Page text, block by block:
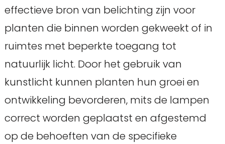
effectieve bron van belichting zijn voor
planten die binnen worden gekweekt of in
ruimtes met beperkte toegang tot
natuurlijk licht. Door het gebruik van
kunstlicht kunnen planten hun groei en
ontwikkeling bevorderen, mits de lampen
correct worden geplaatst en afgestemd
op de behoeften van de specifieke